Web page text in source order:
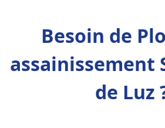
Besoin de
assainissement
de Luz